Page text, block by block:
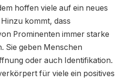
hoffen viele auf ein neues
kommt, dass
Prominenten immer starke
Sie geben Menschen
oder auch Identifikation.
für viele ein positives